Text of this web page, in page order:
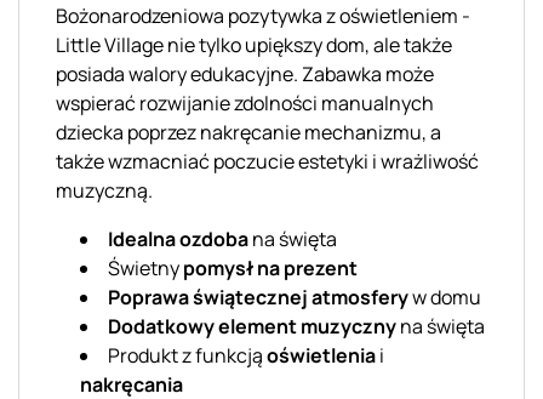
Bożonarodzeniowa pozytywka z oświetleniem -
Little Village nie tylko upiększy dom, ale także
posiada walory edukacyjne. Zabawka może
wspierać rozwijanie zdolności manualnych
dziecka poprzez nakręcanie mechanizmu, a
także wzmacniać poczucie estetyki i wrażliwość
muzyczną.
Idealna ozdobana święta
Świetnypomysł na prezent
Poprawa świątecznej atmosferyw domu
Dodatkowy element muzycznyna święta
Produkt z funkcjąoświetleniai
nakręcania